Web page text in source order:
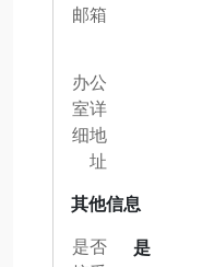
邮箱
办公
室详
细地
址
其他信息
是否
是